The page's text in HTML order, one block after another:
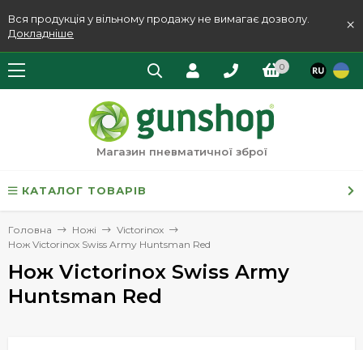
Вся продукція у вільному продажу не вимагає дозволу.
Докладніше
×
0
Магазин пневматичної зброї
КАТАЛОГ ТОВАРІВ
Головна Ножі
Victorinox
Нож Victorinox Swiss Army Huntsman Red
Нож Victorinox Swiss Army
Huntsman Red